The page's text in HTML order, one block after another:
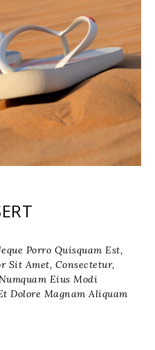
Porro Quisquam Est,
Sit Amet, Consectetur,
Eius Modi
Dolore Magnam Aliquam